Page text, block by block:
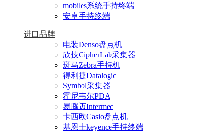
mobiles系统手持终端
安卓手持终端
进口品牌
电装Denso盘点机
欣技CipherLab采集器
斑马Zebra手持机
得利捷Datalogic
Symbol采集器
霍尼韦尔PDA
易腾迈Intermec
卡西欧Casio盘点机
基恩士keyence手持终端